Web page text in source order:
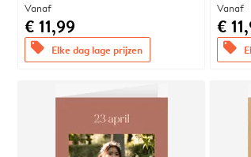
Vanaf
€ 11,99
offers Elke dag lage prijzen
Vanaf
€
offers